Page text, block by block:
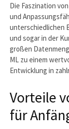
Die Faszination
und
unterschiedlichen
und sogar in der
großen
ML zu einem
Entwicklung in
Vorteile
für